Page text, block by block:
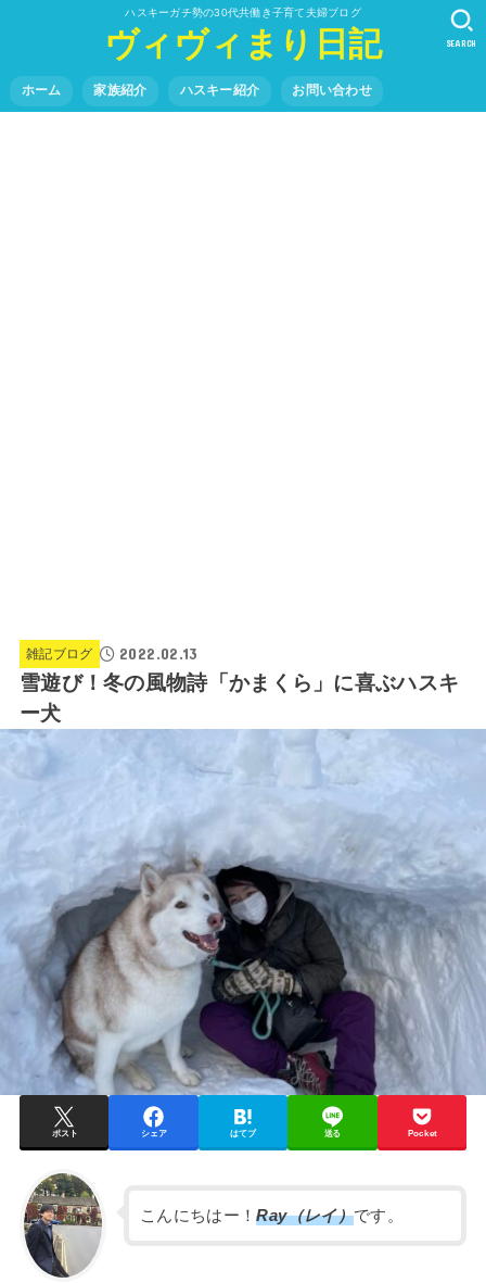
ハスキーガチ勢の30代共働き子育て夫婦ブログ
ヴィヴィまり日記
ホーム 家族紹介 ハスキー紹介 お問い合わせ
SEARCH
雑記ブログ 2022.02.13
雪遊び！冬の風物詩「かまくら」に喜ぶハスキ
ー犬
ポスト シェア はてブ 送る Pocket
こんにちはー！Ray（レイ）です。